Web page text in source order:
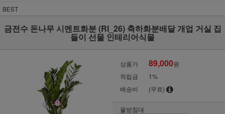
BEST
금전수 돈나무 시멘트화분 (RI_26) 축하화분배달 개업 거실 집
들이 선물 인테리어식물
상품가 89,000원
적립금
1%
배송비
(무료)
물받침대